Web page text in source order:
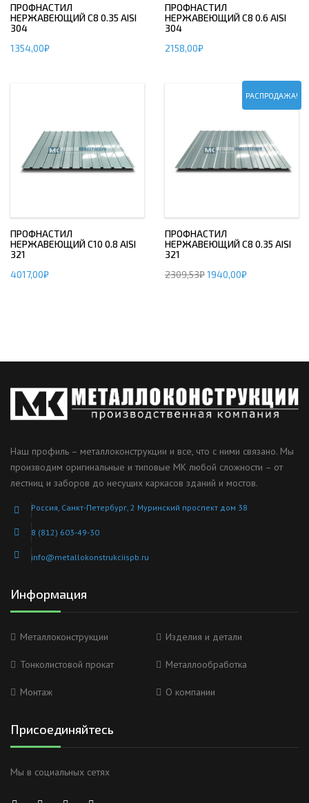
ПРОФНАСТИЛ
НЕРЖАВЕЮЩИЙ С8 0.35 AISI
304
1354,00₽
ПРОФНАСТИЛ
НЕРЖАВЕЮЩИЙ С8 0.6 AISI
304
2158,00₽
ПРОФНАСТИЛ
НЕРЖАВЕЮЩИЙ С10 0.8 AISI
321
4017,00₽
РАСПРОДАЖА!
ПРОФНАСТИЛ
НЕРЖАВЕЮЩИЙ С8 0.35 AISI
321
2309,53₽1940,00₽
Наш профиль – металлоконструкции и все, что с ними связано. Мы
производим оригинальные и типовые МК любой сложности – от
лестниц и заборов до несущих каркасов зданий и мостов.
Россия, Санкт-Петербург, 2 Муринский проспект дом 38
8 (812) 603-49-30
info@metallokonstrukciispb.ru
Информация
Металлоконструкции Изделия и детали
Тонколистовой прокат Металлообработка
Монтаж О компании
Присоединяйтесь
Мы в социальных сетях